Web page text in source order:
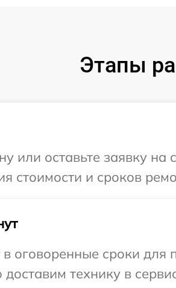
Этапы
или оставьте заявку
стоимости и сроков
оговоренные сроки для
технику в